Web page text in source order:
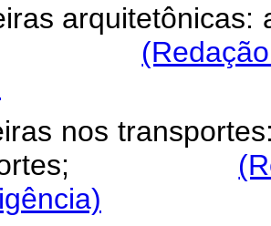
arquitetônicas:
nos